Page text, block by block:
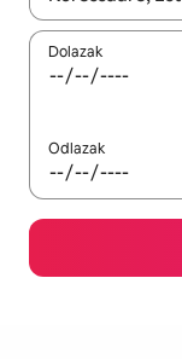
Dolazak
Odlazak